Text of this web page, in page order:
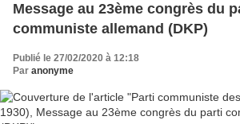
Μessage au 23ème congrès du
communiste allemand (DKP)
Publié le 27/02/2020 à 12:18
Par anonyme